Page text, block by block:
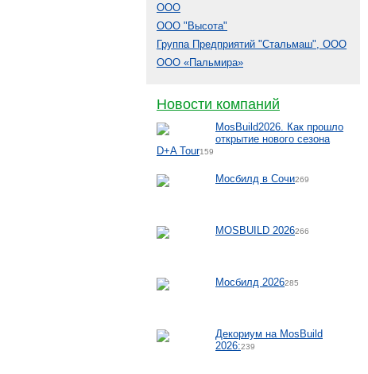
ООО
ООО "Высота"
Группа Предприятий "Стальмаш", ООО
ООО «Пальмира»
Новости компаний
MosBuild2026. Как прошло
открытие нового сезона
D+A Tour159
Мосбилд в Сочи269
MOSBUILD 2026266
Мосбилд 2026285
Декориум на MosBuild
2026:239